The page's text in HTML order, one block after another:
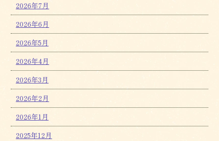
2026年7月
2026年6月
2026年5月
2026年4月
2026年3月
2026年2月
2026年1月
2025年12月